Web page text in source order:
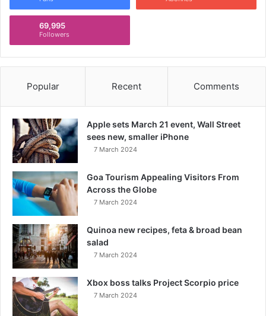
69,995
Followers
Popular Recent Comments
Apple sets March 21 event, Wall Street
sees new, smaller iPhone
7 March 2024
Goa Tourism Appealing Visitors From
Across the Globe
7 March 2024
Quinoa new recipes, feta & broad bean
salad
7 March 2024
Xbox boss talks Project Scorpio price
7 March 2024